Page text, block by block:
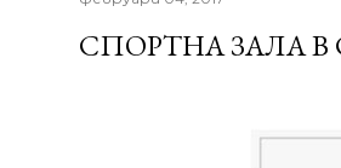
СПОРТНА ЗАЛА В